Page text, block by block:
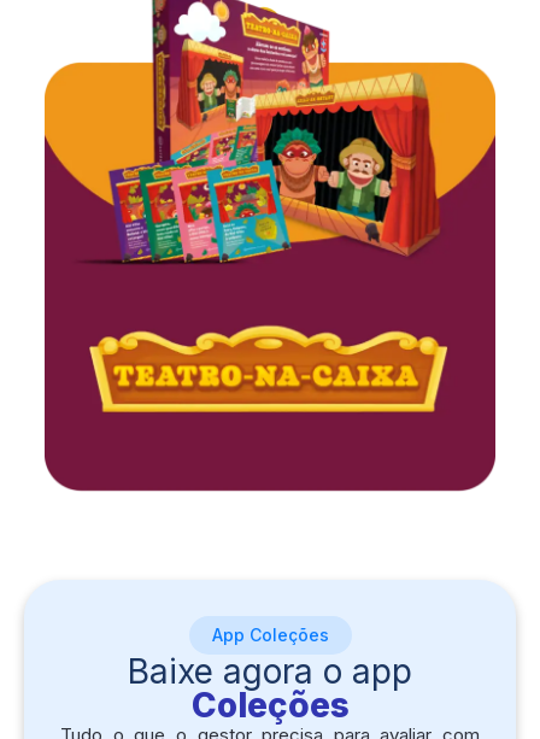
App Coleções
Baixe agora o app
Coleções
Tudo o que o gestor precisa para avaliar com